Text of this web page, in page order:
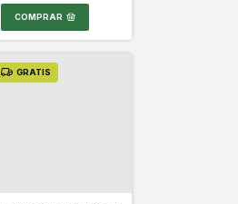
COMPRAR
GRATIS